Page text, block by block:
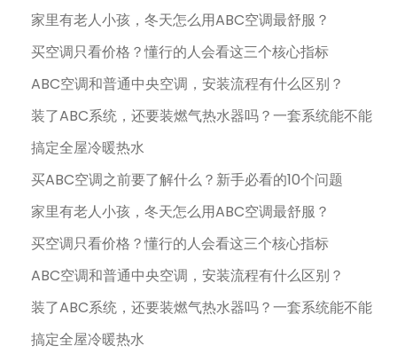
家里有老人小孩，冬天怎么用ABC空调最舒服？
买空调只看价格？懂行的人会看这三个核心指标
ABC空调和普通中央空调，安装流程有什么区别？
装了ABC系统，还要装燃气热水器吗？一套系统能不能
搞定全屋冷暖热水
买ABC空调之前要了解什么？新手必看的10个问题
家里有老人小孩，冬天怎么用ABC空调最舒服？
买空调只看价格？懂行的人会看这三个核心指标
ABC空调和普通中央空调，安装流程有什么区别？
装了ABC系统，还要装燃气热水器吗？一套系统能不能
搞定全屋冷暖热水